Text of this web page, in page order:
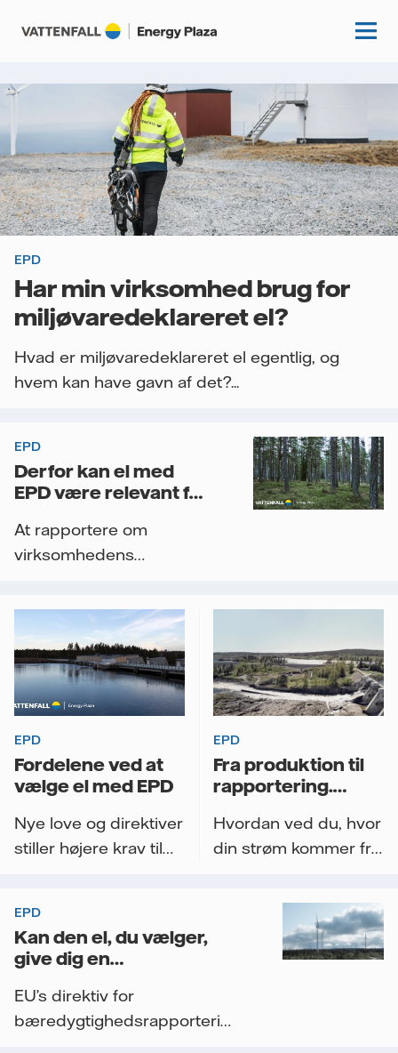
Start
Videnscenter
Fordybning
Artikler
Kundecases
Om os
Vattenfall.dk
EPD
Har min virksomhed brug for
miljøvaredeklareret el?
Hvad er miljøvaredeklareret el egentlig, og
hvem kan have gavn af det?...
EPD
Derfor kan el med
EPD være relevant for
At rapportere om
virksomhedens
EPD
Fordelene ved at
vælge el med EPD
Nye love og direktiver
stiller højere krav til
EPD
Fra produktion til
rapportering.
med OG og EPD
Hvordan ved du, hvor
din strøm kommer fra
EPD
Kan den el, du vælger,
give dig en
EU’s direktiv for
bæredygtighedsrapportering